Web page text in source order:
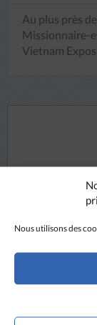
Nous utilisons des
Au plus près
Missionnaire-
Vietnam